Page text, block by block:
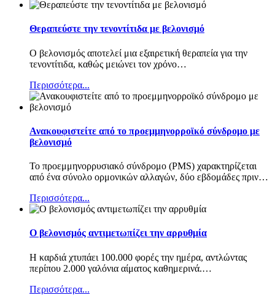
Θεραπεύστε την τενοντίτιδα με βελονισμό
Ο βελονισμός αποτελεί μια εξαιρετική θεραπεία για την
τενοντίτιδα, καθώς μειώνει τον χρόνο…
Περισσότερα...
Ανακουφιστείτε από το προεμμηνορροϊκό σύνδρομο με
βελονισμό
Το προεμμηνορρυσιακό σύνδρομο (PMS) χαρακτηρίζεται
από ένα σύνολο ορμονικών αλλαγών, δύο εβδομάδες πριν…
Περισσότερα...
Ο βελονισμός αντιμετωπίζει την αρρυθμία
Η καρδιά χτυπάει 100.000 φορές την ημέρα, αντλώντας
περίπου 2.000 γαλόνια αίματος καθημερινά.…
Περισσότερα...